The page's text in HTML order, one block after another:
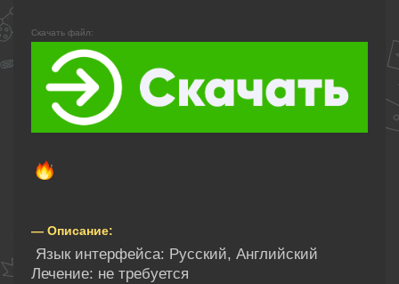
Скачать файл:
— Описание:
Язык интерфейса: Русский, Английский
Лечение: не требуется